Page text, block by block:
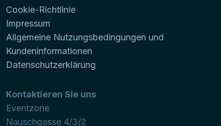
Cookie-Richtlinie
Impressum
Allgemeine Nutzungsbedingungen und
Kundeninformationen
Datenschutzerklärung
Kontaktieren Sie uns
Eventzone
Nauschgasse 4/3/2